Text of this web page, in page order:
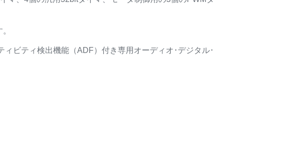
ビティ検出機能（ADF）付き専用オーディオ･デジタル･